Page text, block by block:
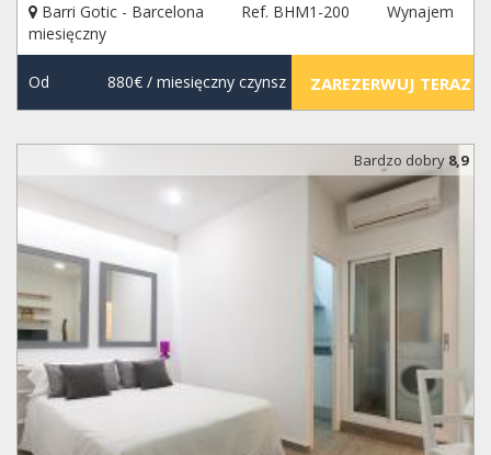
Barri Gotic - Barcelona
Ref. BHM1-200
Wynajem
miesięczny
Od 880€/ miesięczny czynsz ZAREZERWUJ TERAZ
Bardzo dobry 8,9